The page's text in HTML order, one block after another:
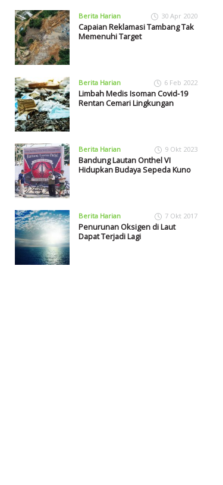
Berita Harian 30 Apr 2020
Capaian Reklamasi Tambang Tak
Memenuhi Target
Berita Harian 6 Feb 2022
Limbah Medis Isoman Covid-19
Rentan Cemari Lingkungan
Berita Harian 9 Okt 2023
Bandung Lautan Onthel VI
Hidupkan Budaya Sepeda Kuno
Berita Harian 7 Okt 2017
Penurunan Oksigen di Laut
Dapat Terjadi Lagi